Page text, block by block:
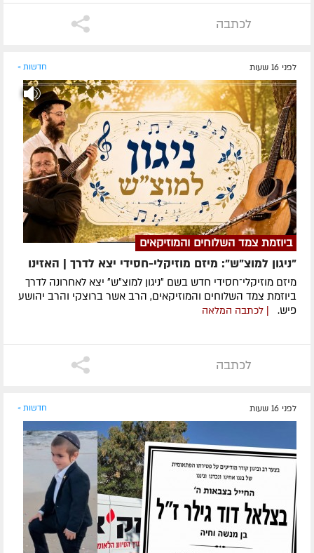
לכתבה
לפני 16 שעות חדשות »
ביוזמת צמד השלוחים והמוזיקאים
"ניגון למוצ"ש": מיזם מוזיקלי-חסידי יצא לדרך | האזינו
מיזם מוזיקלי־חסידי חדש בשם ״ניגון למוצ״ש״ יצא לאחרונה לדרך
ביוזמת צמד השלוחים והמוזיקאים, הרב אשר ברוצקי והרב יהושע
פיש.
| לכתבה המלאה
לכתבה
לפני 16 שעות חדשות »